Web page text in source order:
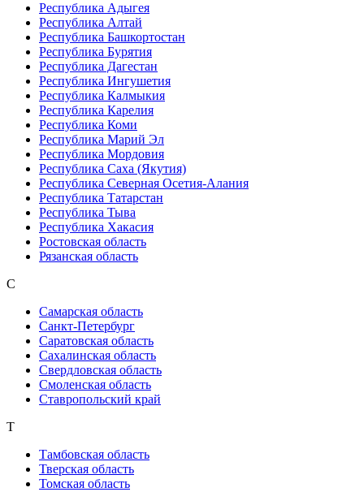
Республика Адыгея
Республика Алтай
Республика Башкортостан
Республика Бурятия
Республика Дагестан
Республика Ингушетия
Республика Калмыкия
Республика Карелия
Республика Коми
Республика Марий Эл
Республика Мордовия
Республика Саха (Якутия)
Республика Северная Осетия-Алания
Республика Татарстан
Республика Тыва
Республика Хакасия
Ростовская область
Рязанская область
С
Самарская область
Санкт-Петербург
Саратовская область
Сахалинская область
Свердловская область
Смоленская область
Ставропольский край
Т
Тамбовская область
Тверская область
Томская область